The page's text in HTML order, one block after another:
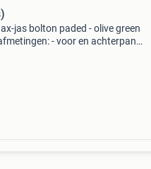
jas bolton paded - olive green
- voor en achterpand